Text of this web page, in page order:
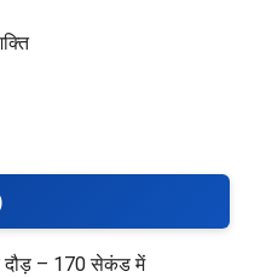
दौड़ – 170 सेकंड में